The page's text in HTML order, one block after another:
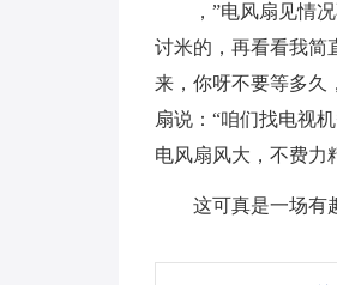
，”电风扇见情
讨米的，再看看我简
来，你呀不要等多久
扇说：“咱们找电视
电风扇风大，不费力
这可真是一场有